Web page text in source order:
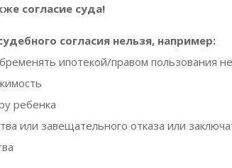
согласие суда!
согласия нельзя, например:
ипотекой/правом пользования
ребенка
или завещательного отказа или